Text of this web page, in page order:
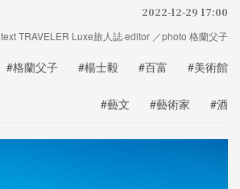
2022-12-29 17:00
text TRAVELER Luxe旅人誌·editor ／photo 格蘭父子
#格蘭父子 #楊士毅 #百富 #美術館
#藝文 #藝術家 #酒